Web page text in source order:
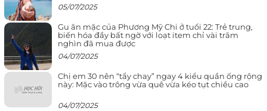
05/07/2025
Gu ăn mặc của Phương Mỹ Chi ở tuổi 22: Trẻ trung,
biến hóa đầy bất ngờ với loạt item chỉ vài trăm
nghìn đã mua được
04/07/2025
Chị em 30 nên “tẩy chay” ngay 4 kiểu quần ống rộng
này: Mặc vào trông vừa quê vừa kéo tụt chiều cao
04/07/2025